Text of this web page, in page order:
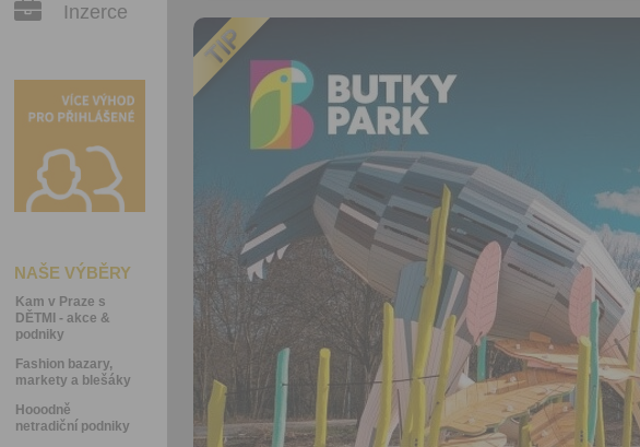
Inzerce
NAŠE VÝBĚRY
Kam v Praze s
DĚTMI - akce &
podniky
Fashion bazary,
markety a blešáky
Hooodně
netradiční podniky